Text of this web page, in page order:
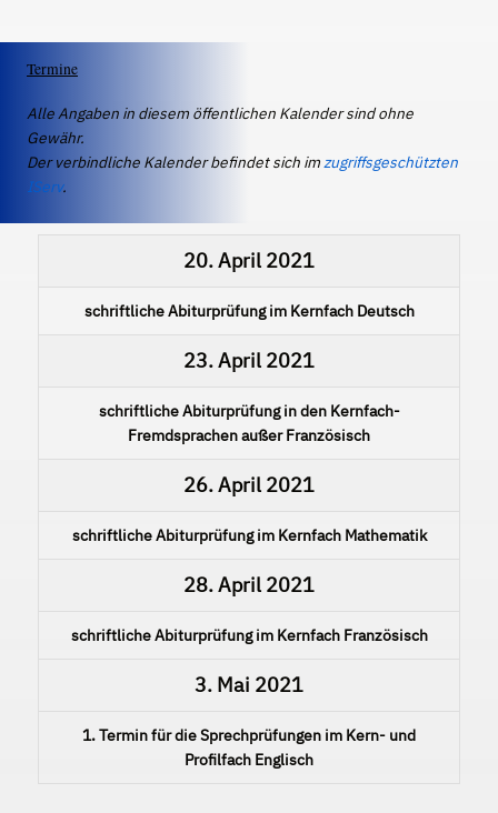
Termine
Alle Angaben in diesem öffentlichen Kalender sind ohne
Gewähr.
Der verbindliche Kalender befindet sich imzugriffsgeschützten
IServ.
20. April 2021
schriftliche Abiturprüfung im Kernfach Deutsch
23. April 2021
schriftliche Abiturprüfung in den Kernfach-
Fremdsprachen außer Französisch
26. April 2021
schriftliche Abiturprüfung im Kernfach Mathematik
28. April 2021
schriftliche Abiturprüfung im Kernfach Französisch
3. Mai 2021
1. Termin für die Sprechprüfungen im Kern- und
Profilfach Englisch